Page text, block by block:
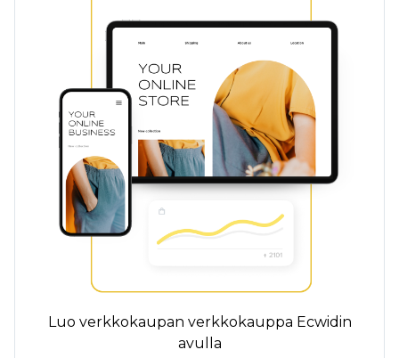
Luo verkkokaupan verkkokauppa Ecwidin
avulla